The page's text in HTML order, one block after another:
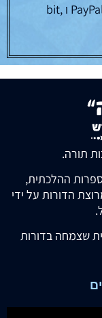
עובדים עם כל כרטיסי האשראי וגם PayPal ו bit,
תורה.
ההלכתית,
הדורות על ידי
שצמחה בדורות